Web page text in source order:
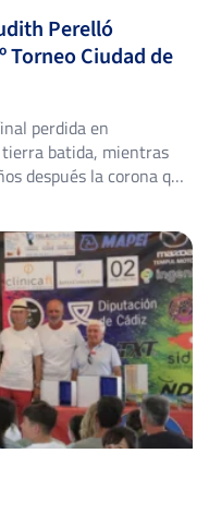
Perelló
Torneo Ciudad de
perdida en
batida, mientras
después la corona que